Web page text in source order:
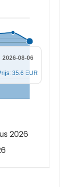
2026-08-06
35.6 EUR
2026